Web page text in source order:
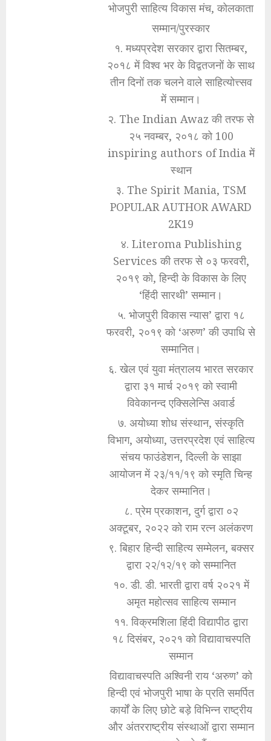
भोजपुरी साहित्य विकास मंच, कोलकाता
सम्मान/पुरस्कार
१. मध्यप्रदेश सरकार द्वारा सितम्बर,
२०१८ में विश्व भर के विद्वतजनों के साथ
तीन दिनों तक चलने वाले साहित्योत्त्सव
में सम्मान।
२. The Indian Awaz की तरफ से
२५ नवम्बर, २०१८ को 100
inspiring authors of India में
स्थान
३. The Spirit Mania, TSM
POPULAR AUTHOR AWARD
2K19
४. Literoma Publishing
Services की तरफ से ०३ फरवरी,
२०१९ को, हिन्दी के विकास के लिए
‘हिंदी सारथी’ सम्मान।
५. भोजपुरी विकास न्यास’ द्वारा १८
फरवरी, २०१९ को ‘अरुण’ की उपाधि से
सम्मानित।
६. खेल एवं युवा मंत्रालय भारत सरकार
द्वारा ३१ मार्च २०१९ को स्वामी
विवेकानन्द एक्सिलेन्सि अवार्ड
७. अयोध्या शोध संस्थान, संस्कृति
विभाग, अयोध्या, उत्तरप्रदेश एवं साहित्य
संचय फाउंडेशन, दिल्ली के साझा
आयोजन में २३/११/१९ को स्मृति चिन्ह
देकर सम्मानित।
८. प्रेम प्रकाशन, दुर्ग द्वारा ०२
अक्टूबर, २०२२ को राम रत्न अलंकरण
९. बिहार हिन्दी साहित्य सम्मेलन, बक्सर
द्वारा २२/१२/१९ को सम्मानित
१०. डी. डी. भारती द्वारा वर्ष २०२१ में
अमृत महोत्सव साहित्य सम्मान
११. विक्रमशिला हिंदी विद्यापीठ द्वारा
१८ दिसंबर, २०२१ को विद्यावाचस्पति
सम्मान
विद्यावाचस्पति अश्विनी राय ‘अरुण’ को
हिन्दी एवं भोजपुरी भाषा के प्रति समर्पित
कार्यों के लिए छोटे बड़े विभिन्न राष्ट्रीय
और अंतरराष्ट्रीय संस्थाओं द्वारा सम्मान